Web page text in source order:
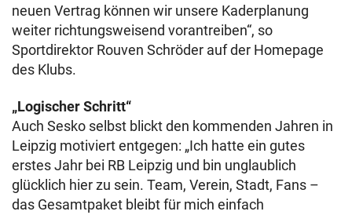
neuen Vertrag können wir unsere Kaderplanung
weiter richtungsweisend vorantreiben“, so
Sportdirektor Rouven Schröder auf der Homepage
des Klubs.
„Logischer Schritt“
Auch Sesko selbst blickt den kommenden Jahren in
Leipzig motiviert entgegen: „Ich hatte ein gutes
erstes Jahr bei RB Leipzig und bin unglaublich
glücklich hier zu sein. Team, Verein, Stadt, Fans –
das Gesamtpaket bleibt für mich einfach